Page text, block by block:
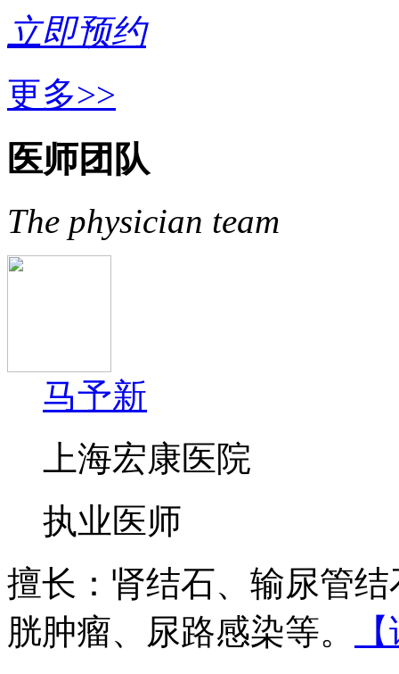
立即预约
更多>>
医师团队
The physician team
马予新
上海宏康医院
执业医师
擅长： 肾结石、输尿管
胱肿瘤、尿路感染等。